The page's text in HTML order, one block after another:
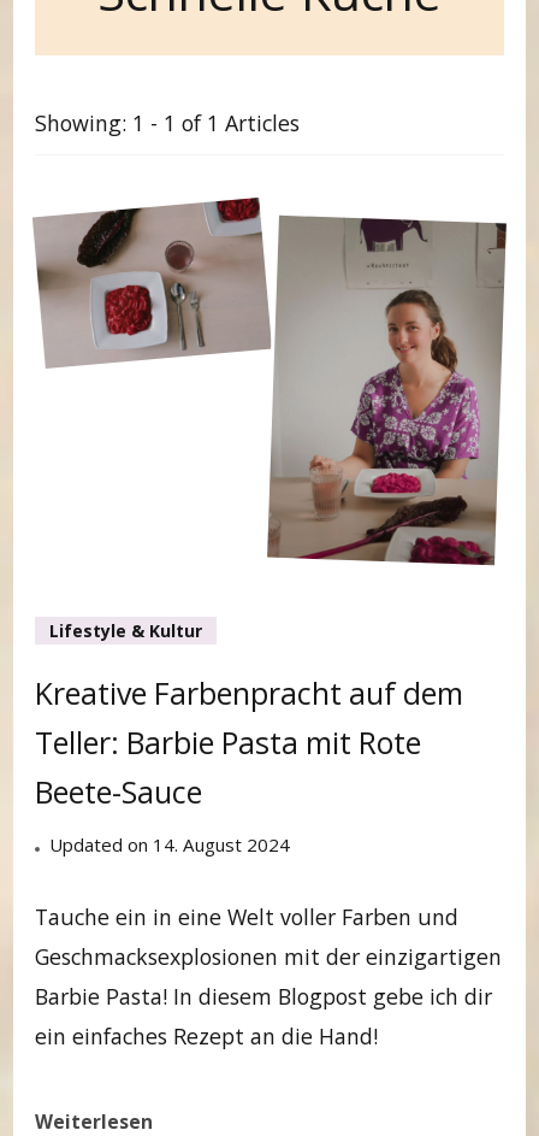
Showing: 1 - 1 of 1 Articles
Lifestyle & Kultur
Kreative Farbenpracht auf dem
Teller: Barbie Pasta mit Rote
Beete-Sauce
Updated on 14. August 2024
Tauche ein in eine Welt voller Farben und
Geschmacksexplosionen mit der einzigartigen
Barbie Pasta! In diesem Blogpost gebe ich dir
ein einfaches Rezept an die Hand!
Weiterlesen